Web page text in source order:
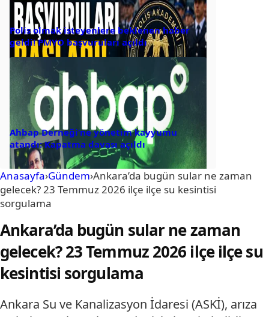
Polis olmak isteyenlere beklenen haber
geldi! PMYO başvuruları açıldı
Ahbap Derneği’ne yönetim kayyumu
atandı: Kapatma davası açıldı
Anasayfa›Gündem›Ankara’da bugün sular ne zaman
gelecek? 23 Temmuz 2026 ilçe ilçe su kesintisi
sorgulama
Ankara’da bugün sular ne zaman
gelecek? 23 Temmuz 2026 ilçe ilçe su
kesintisi sorgulama
Ankara Su ve Kanalizasyon İdaresi (ASKİ), arıza